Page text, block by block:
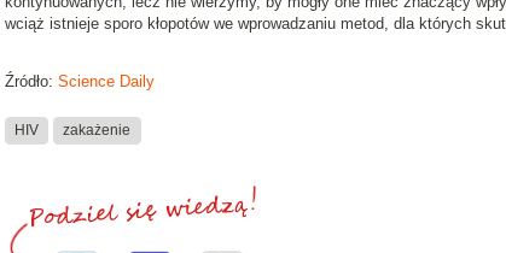
wciąż istnieje sporo kłopotów we wprowadzaniu metod, dla których
Źródło: Science Daily
HIV zakażenie